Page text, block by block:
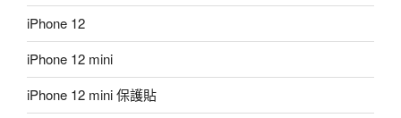
iPhone 12
iPhone 12 mini
iPhone 12 mini 保護貼